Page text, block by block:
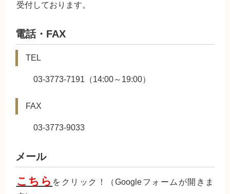
受付しております。
電話・FAX
TEL
03-3773-7191（14:00～19:00）
FAX
03-3773-9033
メール
こちら をクリック！（Googleフォームが開きま